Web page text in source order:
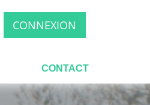
CONNEXION
CONTACT